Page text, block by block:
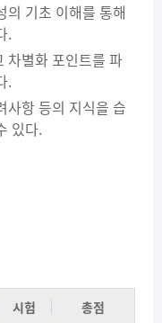
의 기초 이해를 통해
.
차별화 포인트를 파
.
사항 등의 지식을 습
있다.
시험 총점